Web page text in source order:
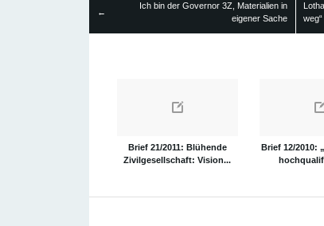
←
Ich bin der Governor 3Z, Materialien in
eigener Sache
weg“
Brief 21/2011: Blühende
Zivilgesellschaft: Vision...
Brief 12/2010: